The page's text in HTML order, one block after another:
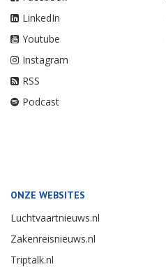
LinkedIn
Youtube
Instagram
RSS
Podcast
ONZE WEBSITES
Luchtvaartnieuws.nl
Zakenreisnieuws.nl
Triptalk.nl